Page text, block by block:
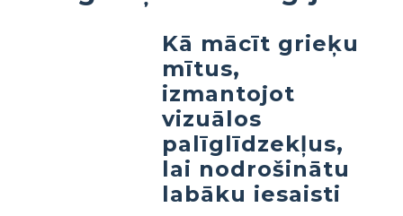
Kā mācīt grieķu
mītus,
izmantojot
vizuālos
palīglīdzekļus,
lai nodrošinātu
labāku iesaisti